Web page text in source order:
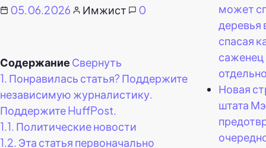
05.06.2026 Имжист 0
Содержание Свернуть
1. Понравилась статья? Поддержите
независимую журналистику.
Поддержите HuffPost.
1.1. Политические новости
1.2. Эта статья первоначально
может
деревья
спасая
саженец
Новая
штата